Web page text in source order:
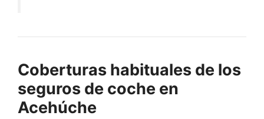
Coberturas habituales de los
seguros de coche en
Acehúche